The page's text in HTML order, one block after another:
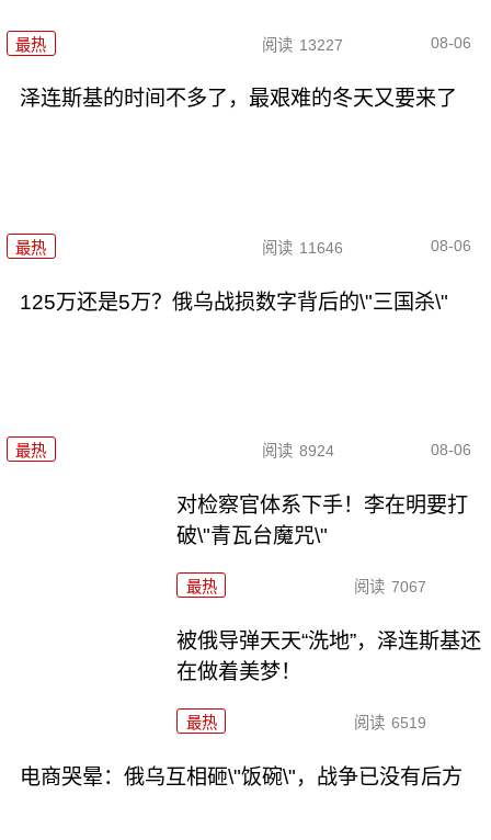
最热 阅读 13227 08-06
泽连斯基的时间不多了，最艰难的冬天又要来了
最热 阅读 11646 08-06
125万还是5万？俄乌战损数字背后的\"三国杀\"
最热 阅读 8924 08-06
对检察官体系下手！李在明要打
破\"青瓦台魔咒\"
最热 阅读 7067
被俄导弹天天“洗地”，泽连斯基还
在做着美梦！
最热 阅读 6519
电商哭晕：俄乌互相砸\"饭碗\"，战争已没有后方